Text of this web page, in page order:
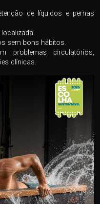
de líquidos e pernas
sem bons hábitos.
problemas circulatórios,
clínicas.